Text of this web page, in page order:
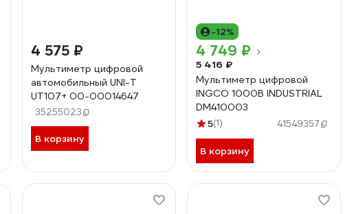
4 575 ₽
Мультиметр цифровой
автомобильный UNI-T
UT107+ 00-00014647
35255023
В корзину
-12%
4 749 ₽
5 416 ₽
Мультиметр цифровой
INGCO 1000В INDUSTRIAL
DM410003
5(1) 41549357
В корзину